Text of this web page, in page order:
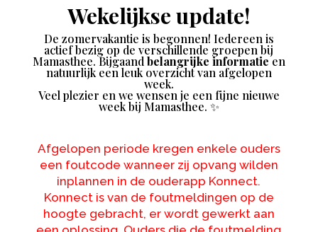
Wekelijkse update!
De zomervakantie is begonnen! Iedereen is
actief bezig op de verschillende groepen bij
Mamasthee. Bijgaand belangrijke informatieen
natuurlijk een leuk overzicht van afgelopen
week.
Veel plezier en we wensen je een fijne nieuwe
week bij Mamasthee. ✨
Afgelopen periode kregen enkele ouders
een foutcode wanneer zij opvang wilden
inplannen in de ouderapp Konnect.
Konnect is van de foutmeldingen op de
hoogte gebracht, er wordt gewerkt aan